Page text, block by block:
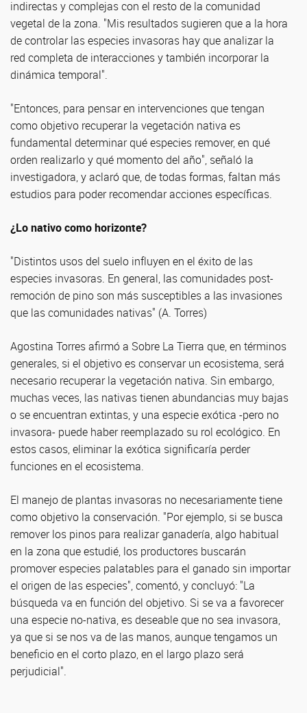
indirectas y complejas con el resto de la comunidad
vegetal de la zona. "Mis resultados sugieren que a la hora
de controlar las especies invasoras hay que analizar la
red completa de interacciones y también incorporar la
dinámica temporal".
"Entonces, para pensar en intervenciones que tengan
como objetivo recuperar la vegetación nativa es
fundamental determinar qué especies remover, en qué
orden realizarlo y qué momento del año", señaló la
investigadora, y aclaró que, de todas formas, faltan más
estudios para poder recomendar acciones específicas.
¿Lo nativo como horizonte?
"Distintos usos del suelo influyen en el éxito de las
especies invasoras. En general, las comunidades post-
remoción de pino son más susceptibles a las invasiones
que las comunidades nativas" (A. Torres)
Agostina Torres afirmó a Sobre La Tierra que, en términos
generales, si el objetivo es conservar un ecosistema, será
necesario recuperar la vegetación nativa. Sin embargo,
muchas veces, las nativas tienen abundancias muy bajas
o se encuentran extintas, y una especie exótica -pero no
invasora- puede haber reemplazado su rol ecológico. En
estos casos, eliminar la exótica significaría perder
funciones en el ecosistema.
El manejo de plantas invasoras no necesariamente tiene
como objetivo la conservación. "Por ejemplo, si se busca
remover los pinos para realizar ganadería, algo habitual
en la zona que estudié, los productores buscarán
promover especies palatables para el ganado sin importar
el origen de las especies", comentó, y concluyó: "La
búsqueda va en función del objetivo. Si se va a favorecer
una especie no-nativa, es deseable que no sea invasora,
ya que si se nos va de las manos, aunque tengamos un
beneficio en el corto plazo, en el largo plazo será
perjudicial".